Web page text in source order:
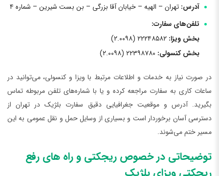
آدرس: تهران – الهیه – خیابان آقا بزرگی – بن بست شیرین – شماره ۴
تلفن‌های سفارت:
بخش ویزا:
بخش کنسولی:
در صورت نیاز به خدمات و اطلاعات مرتبط با ویزا و کنسولی، می‌توانید در
ساعات کاری به سفارت مراجعه کرده و یا با شماره‌های تلفن مربوطه تماس
بگیرید. آدرس و موقعیت جغرافیایی دقیق سفارت بلژیک در تهران از
دسترسی آسان برخوردار است و بسیاری از وسایل حمل و نقل عمومی به این
مسیر ختم می‌شوند.
توضیحاتی در خصوص ریجکتی و راه‌ های رفع
ریجکتی ویزای بلژیک